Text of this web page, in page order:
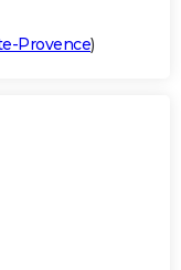
Provence)